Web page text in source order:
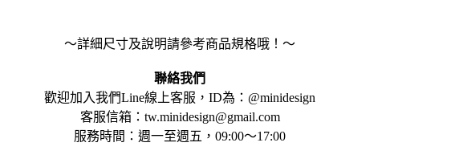
～詳細尺寸及說明請參考商品規格哦！～
聯絡我們
歡迎加入我們Line線上客服，ID為：@minidesign
客服信箱：tw.minidesign@gmail.com
服務時間：週一至週五，09:00～17:00